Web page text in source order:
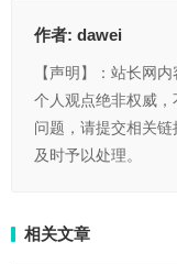
作者: dawei
【声明】：站长网
个人观点绝非权威
问题，请提交相关
及时予以处理。
相关文章